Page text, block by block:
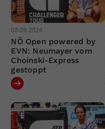
08.09.2024
NÖ Open powered by
EVN: Neumayer vom
Choinski-Express
gestoppt